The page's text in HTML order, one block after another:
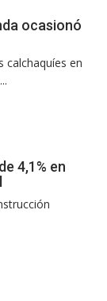
ocasionó
calchaquíes en
4,1% en